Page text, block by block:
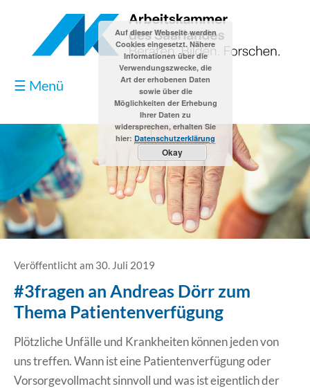
☰ Menü
Blog
Kontakt
Datenschutzerklärung
Veröffentlicht am 30. Juli 2019
#3fragen an Andreas Dörr zum
Thema Patientenverfügung
Plötzliche Unfälle und Krankheiten können jeden von
uns treffen. Wann ist eine Patientenverfügung oder
Vorsorgevollmacht sinnvoll und was ist eigentlich der
Auf dieser Webseite werden
Cookies eingesetzt. Nähere
Informationen über die
Verwendungszwecke, die
Art der erhobenen Daten
sowie über die
Möglichkeiten der Erhebung
Ihrer Daten zu
widersprechen, erhalten Sie
hier: Datenschutzerklärung
Okay